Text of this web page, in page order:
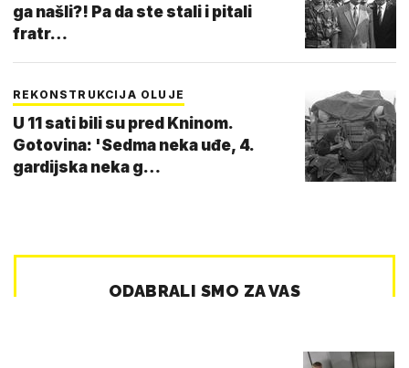
ga našli?! Pa da ste stali i pitali
fratr…
REKONSTRUKCIJA OLUJE
U 11 sati bili su pred Kninom.
Gotovina: 'Sedma neka uđe, 4.
gardijska neka g…